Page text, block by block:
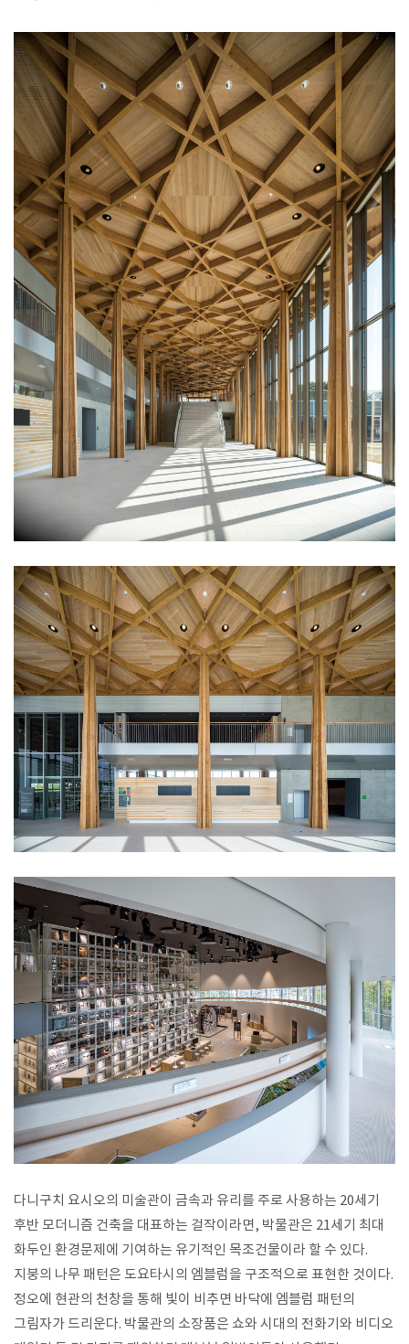
다니구치 요시오의 미술관이 금속과 유리를 주로 사용하는 20세기
후반 모더니즘 건축을 대표하는 걸작이라면, 박물관은 21세기 최대
화두인 환경문제에 기여하는 유기적인 목조건물이라 할 수 있다.
지붕의 나무 패턴은 도요타시의 엠블럼을 구조적으로 표현한 것이다.
정오에 현관의 천창을 통해 빛이 비추면 바닥에 엠블럼 패턴의
그림자가 드리운다. 박물관의 소장품은 쇼와 시대의 전화기와 비디오